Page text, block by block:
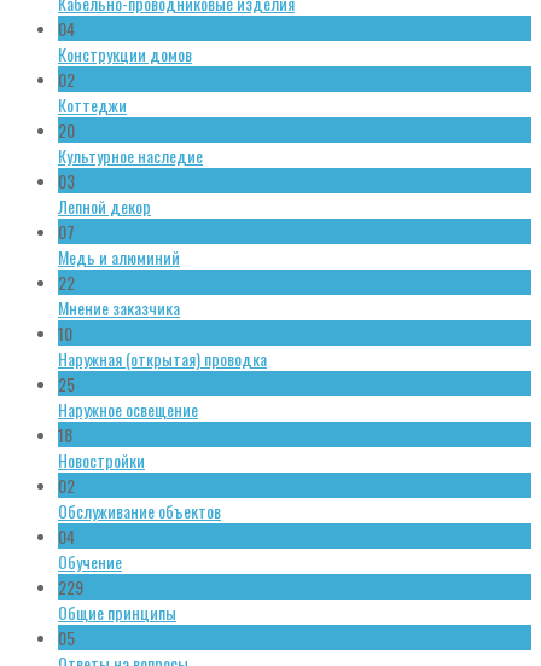
04
Конструкции домов
02
Коттеджи
20
Культурное наследие
03
Лепной декор
07
Медь и алюминий
22
Мнение заказчика
10
Наружная (открытая) проводка
25
Наружное освещение
18
Новостройки
02
Обслуживание объектов
04
Обучение
229
Общие принципы
05